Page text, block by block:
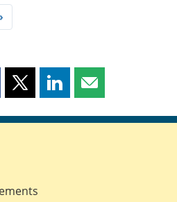
Partager
page
Partager
page
Partager
page